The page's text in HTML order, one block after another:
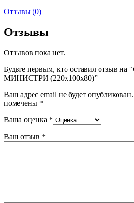
Отзывы (0)
Отзывы
Отзывов пока нет.
Будьте первым, кто оставил отзыв на
МИНИСТРИ (220x100x80)”
Ваш адрес email не будет опубликован.
помечены *
Ваша оценка *
Ваш отзыв *